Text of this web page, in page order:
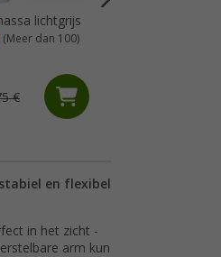
lichtgrijs
(Meer dan 100)
€
en flexibel
in het zicht -
arm kun